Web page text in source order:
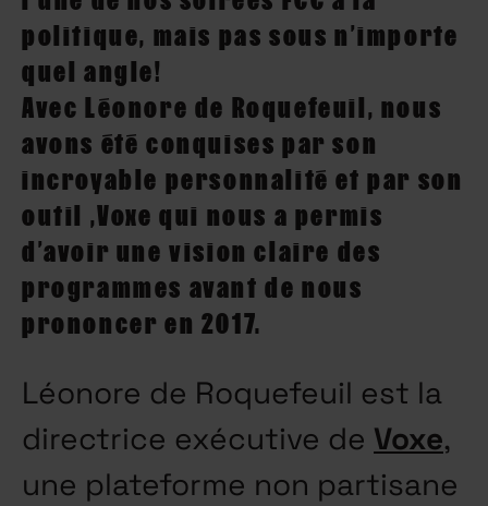
politique, mais pas sous n’importe
quel angle!
Avec Léonore de Roquefeuil, nous
avons été conquises par son
incroyable personnalité et par son
outil ,Voxe qui nous a permis
d’avoir une vision claire des
programmes avant de nous
prononcer en 2017.
Léonore de Roquefeuil est la
directrice exécutive de Voxe,
une plateforme non partisane